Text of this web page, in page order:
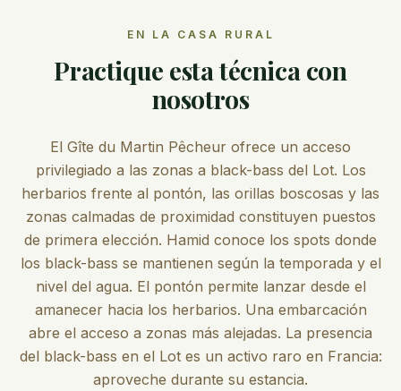
EN LA CASA RURAL
Practique esta técnica con
nosotros
El Gîte du Martin Pêcheur ofrece un acceso
privilegiado a las zonas a black-bass del Lot. Los
herbarios frente al pontón, las orillas boscosas y las
zonas calmadas de proximidad constituyen puestos
de primera elección. Hamid conoce los spots donde
los black-bass se mantienen según la temporada y el
nivel del agua. El pontón permite lanzar desde el
amanecer hacia los herbarios. Una embarcación
abre el acceso a zonas más alejadas. La presencia
del black-bass en el Lot es un activo raro en Francia:
aproveche durante su estancia.